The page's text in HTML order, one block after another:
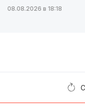
08.08.2026 в 18:18